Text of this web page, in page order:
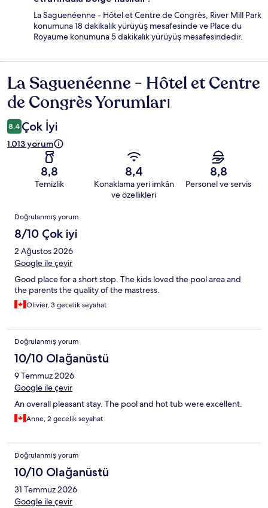
La Saguenéenne - Hôtel et Centre de Congrès, River Mill Park
konumuna 18 dakikalık yürüyüş mesafesinde ve Place du
Royaume konumuna 5 dakikalık yürüyüş mesafesindedir.
Yorumlar
La Saguenéenne - Hôtel et Centre
de Congrès Yorumları
8,4 Çok İyi
1.013 yorum
8,8
Temizlik
8,4
Konaklama yeri imkân
ve özellikleri
8,8
Personel ve servis
Yorumlar
Doğrulanmış yorum
8/10 Çok iyi
2 Ağustos 2026
Google ile çevir
Good place for a short stop. The kids loved the pool area and
the parents the quality of the mastress.
Olivier, 3 gecelik seyahat
Doğrulanmış yorum
10/10 Olağanüstü
9 Temmuz 2026
Google ile çevir
An overall pleasant stay. The pool and hot tub were excellent.
Anne, 2 gecelik seyahat
Doğrulanmış yorum
10/10 Olağanüstü
31 Temmuz 2026
Google ile çevir